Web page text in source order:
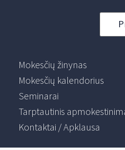
Mokesčių žinynas
Mokesčių kalendorius
Seminarai
Tarptautinis
Kontaktai / Apklausa